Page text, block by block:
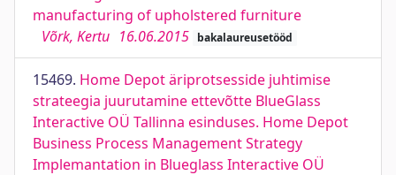
manufacturing of upholstered furniture
Võrk, Kertu 16.06.2015 bakalaureusetööd
15469. Home Depot äriprotsesside juhtimise
strateegia juurutamine ettevõtte BlueGlass
Interactive OÜ Tallinna esinduses. Home Depot
Business Process Management Strategy
Implemantation in Blueglass Interactive OÜ